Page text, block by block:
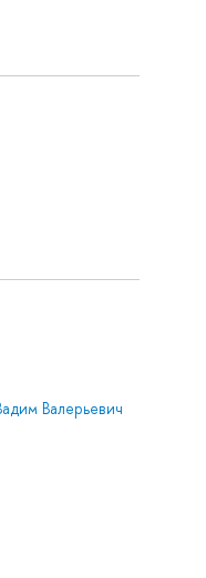
Валерьевич